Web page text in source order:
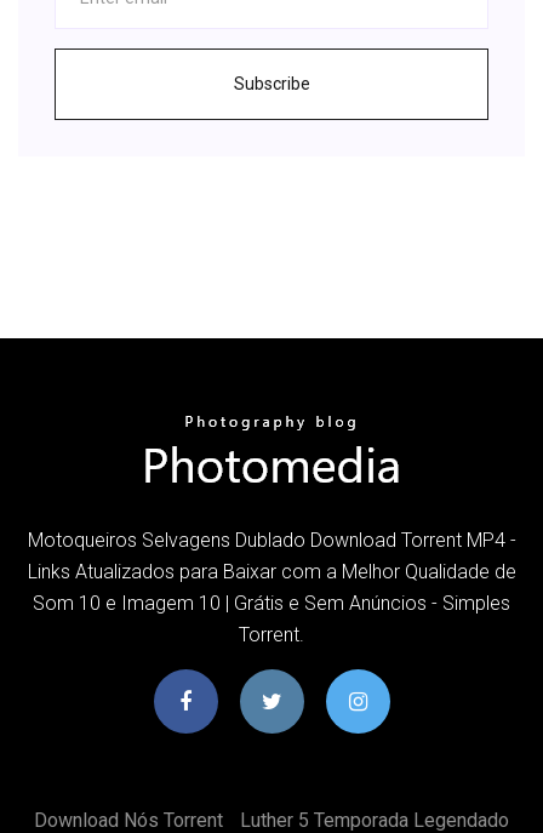
Subscribe
Motoqueiros Selvagens Dublado Download Torrent MP4 -
Links Atualizados para Baixar com a Melhor Qualidade de
Som 10 e Imagem 10 | Grátis e Sem Anúncios - Simples
Torrent.
Download Nós Torrent Luther 5 Temporada Legendado